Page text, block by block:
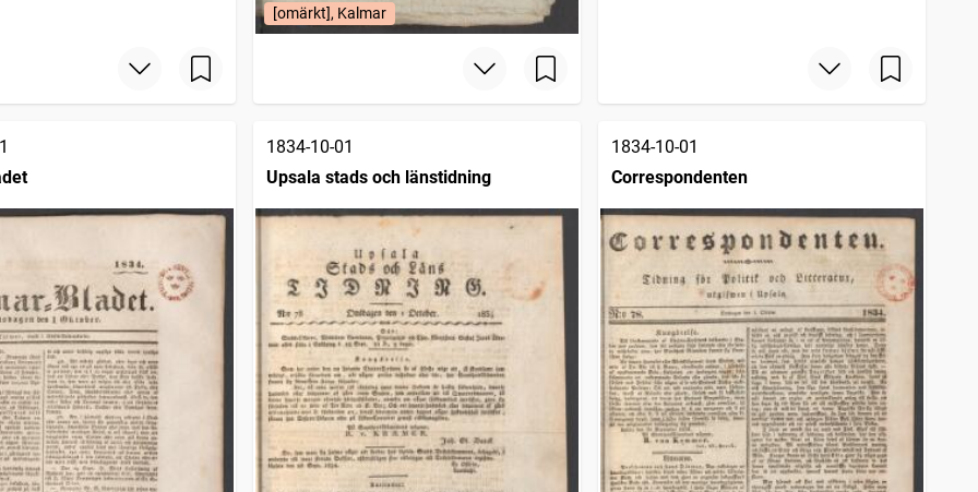
[omärkt], Kalmar
1834-10-01
Upsala stads och länstidning
1834-10-01
Correspondenten